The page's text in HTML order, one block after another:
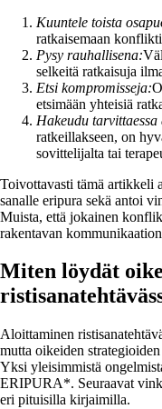
Kuuntele toista
ratkaisemaan
Pysy rauhallisena:
selkeitä ratkaisuja
Etsi kompromisseja:
etsimään yhteisiä
Hakeudu tarvittaessa
ratkeillakseen, on
sovittelijalta tai
Toivottavasti tämä artikkeli
sanalle eripura sekä antoi
Muista, että jokainen
rakentavan
Miten löydät
Aloittaminen
mutta oikeiden
Yksi yleisimmistä
ERIPURA*. Seuraavat
eri pituisilla kirjaimilla.